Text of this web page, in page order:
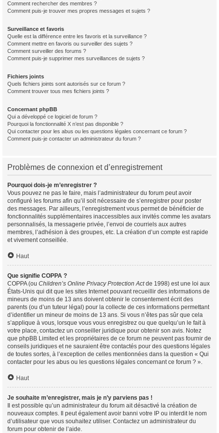
Comment rechercher des membres ?
Comment puis-je trouver mes propres messages et sujets ?
Surveillance et favoris
Quelle est la différence entre les favoris et la surveillance ?
Comment mettre en favoris ou surveiller des sujets ?
Comment surveiller des forums ?
Comment puis-je supprimer mes surveillances de sujets ?
Fichiers joints
Quels fichiers joints sont autorisés sur ce forum ?
Comment trouver tous mes fichiers joints ?
Concernant phpBB
Qui a développé ce logiciel de forum ?
Pourquoi la fonctionnalité X n’est pas disponible ?
Qui contacter pour les abus ou les questions légales concernant ce forum ?
Comment puis-je contacter un administrateur du forum ?
Problèmes de connexion et d’enregistrement
Pourquoi dois-je m’enregistrer ?
Vous pouvez ne pas le faire, mais l’administrateur du forum peut avoir
configuré les forums afin qu’il soit nécessaire de s’enregistrer pour poster
des messages. Par ailleurs, l’enregistrement vous permet de bénéficier de
fonctionnalités supplémentaires inaccessibles aux invités comme les avatars
personnalisés, la messagerie privée, l’envoi de courriels aux autres
membres, l’adhésion à des groupes, etc. La création d’un compte est rapide
et vivement conseillée.
Haut
Que signifie COPPA ?
COPPA (ou Children’s Online Privacy Protection Actde 1998) est une loi aux
États-Unis qui dit que les sites Internet pouvant recueillir des informations de
mineurs de moins de 13 ans doivent obtenir le consentement écrit des
parents (ou d’un tuteur légal) pour la collecte de ces informations permettant
d’identifier un mineur de moins de 13 ans. Si vous n’êtes pas sûr que cela
s’applique à vous, lorsque vous vous enregistrez ou que quelqu’un le fait à
votre place, contactez un conseiller juridique pour obtenir son avis. Notez
que phpBB Limited et les propriétaires de ce forum ne peuvent pas fournir de
conseils juridiques et ne sauraient être contactés pour des questions légales
de toutes sortes, à l’exception de celles mentionnées dans la question « Qui
contacter pour les abus ou les questions légales concernant ce forum ? ».
Haut
Je souhaite m’enregistrer, mais je n’y parviens pas !
Il est possible qu’un administrateur du forum ait désactivé la création de
nouveaux comptes. Il peut également avoir banni votre IP ou interdit le nom
d’utilisateur que vous souhaitez utiliser. Contactez un administrateur du
forum pour obtenir de l’aide.